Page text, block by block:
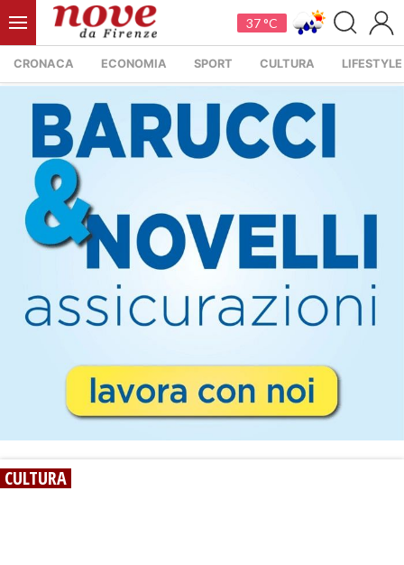
37 °C
CRONACA ECONOMIA SPORT CULTURA LIFESTYLE
CULTURA